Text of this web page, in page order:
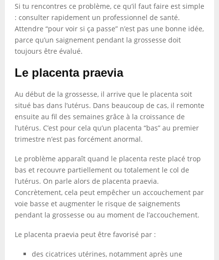
Si tu rencontres ce problème, ce qu’il faut faire est simple
: consulter rapidement un professionnel de santé.
Attendre “pour voir si ça passe” n’est pas une bonne idée,
parce qu’un saignement pendant la grossesse doit
toujours être évalué.
Le placenta praevia
Au début de la grossesse, il arrive que le placenta soit
situé bas dans l’utérus. Dans beaucoup de cas, il remonte
ensuite au fil des semaines grâce à la croissance de
l’utérus. C’est pour cela qu’un placenta “bas” au premier
trimestre n’est pas forcément anormal.
Le problème apparaît quand le placenta reste placé trop
bas et recouvre partiellement ou totalement le col de
l’utérus. On parle alors de placenta praevia.
Concrètement, cela peut empêcher un accouchement par
voie basse et augmenter le risque de saignements
pendant la grossesse ou au moment de l’accouchement.
Le placenta praevia peut être favorisé par :
des cicatrices utérines, notamment après une